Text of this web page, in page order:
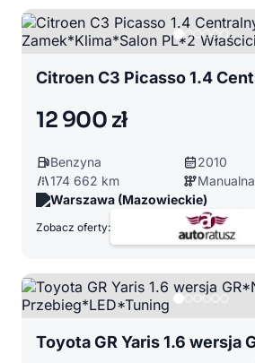
12 900 zł
Benzyna
2010
174 662 km
Manualna
Warszawa (Mazowieckie)
Zobacz oferty: